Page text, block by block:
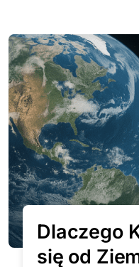
Dlaczego
się od